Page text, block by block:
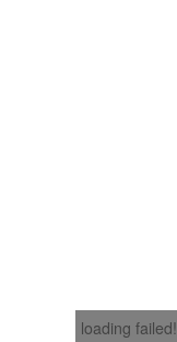
loading failed!